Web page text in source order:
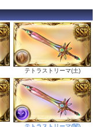
テトラストリーマ(土)